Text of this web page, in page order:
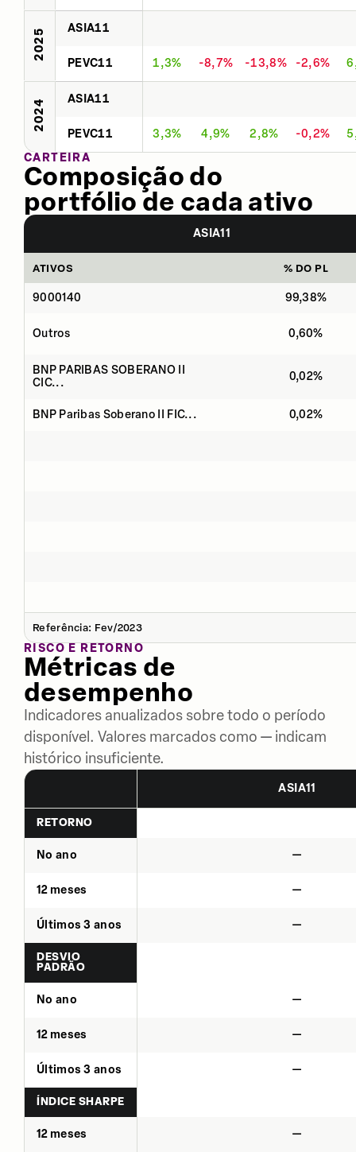
2025 ASIA11
PEVC11 1,3% -8,7% -13,8% -2,6%
2024 ASIA11
PEVC11 3,3% 4,9% 2,8% -0,2%
CARTEIRA
Composição do
portfólio de cada ativo
ASIA11
ATIVOS % DO PL
9000140 99,38%
Outros 0,60%
BNP PARIBAS SOBERANO II
CIC...
0,02%
BNP Paribas Soberano II FIC... 0,02%
Referência: Fev/2023
RISCO E RETORNO
Métricas de
desempenho
Indicadores anualizados sobre todo o período
disponível. Valores marcados como — indicam
histórico insuficiente.
ASIA11
RETORNO
No ano —
12 meses —
Últimos 3 anos —
DESVIO
PADRÃO
No ano —
12 meses —
Últimos 3 anos —
ÍNDICE SHARPE
12 meses —